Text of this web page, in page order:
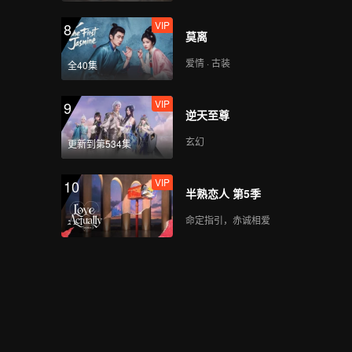
8
全40集
VIP
莫离
爱情 · 古装
9
更新到第534集
VIP
逆天至尊
玄幻
10 VIP
半熟恋人 第5季
命定指引，赤诚相爱